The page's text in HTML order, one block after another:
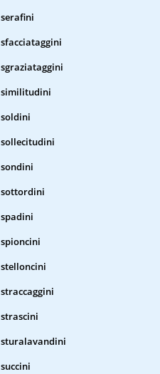
serafini
sfacciataggini
sgraziataggini
similitudini
soldini
sollecitudini
sondini
sottordini
spadini
spioncini
stelloncini
straccaggini
strascini
sturalavandini
succini